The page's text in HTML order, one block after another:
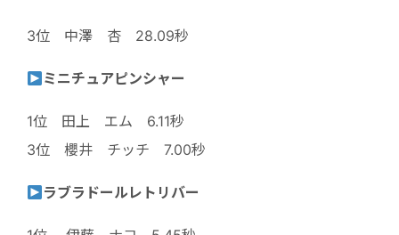
3位 中澤 杏 28.09秒
ミニチュアピンシャー
1位 田上 エム 6.11秒
3位 櫻井 チッチ 7.00秒
ラブラドールレトリバー